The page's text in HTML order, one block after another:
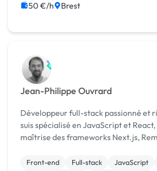
50 €/h Brest
Jean-Philippe Ouvrard
Développeur full-stack passionné et
suis spécialisé en JavaScript et React,
maîtrise des frameworks Next.js,
crée des applications web
Front-end Full-stack JavaScript